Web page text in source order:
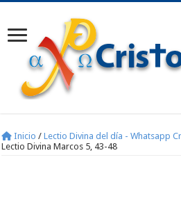
Inicio / Lectio Divina del día - Whatsapp
Lectio Divina Marcos 5, 43-48